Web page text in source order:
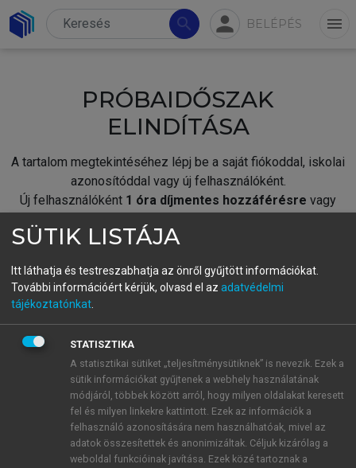
search person BELÉPÉS menu
PRÓBAIDŐSZAK
ELINDÍTÁSA
A tartalom megtekintéséhez lépj be a saját fiókoddal, iskolai
azonosítóddal vagy új felhasználóként.
Új felhasználóként 1 óra díjmentes hozzáférésre vagy
fiókoddal,vagy hozz létre új fiókot.
A regisztráció után apróbaidőszakautomatikusan
BELÉPÉS SAJÁT FIÓKKAL
ÚJ FIÓK LÉTREHOZÁSA
1 óra díjmentes hozzáférés
E-MAIL-CÍM
SÜTIK LISTÁJA
Itt láthatja és testreszabhatja az önről gyűjtött információkat.
További információért kérjük, olvasd el az adatvédelmi
tájékoztatónkat
STATISZTIKA
A statisztikai sütiket „teljesítménysütiknek” is nevezik. Ezek a
sütik információkat gyűjtenek a webhely használatának
módjáról, többek között arról, hogy milyen oldalakat keresett
fel és milyen linkekre kattintott. Ezek az információk a
felhasználó azonosítására nem használhatóak, mivel az
adatok összesítettek és anonimizáltak. Céljuk kizárólag a
weboldal funkcióinak javítása. Ezek közé tartoznak a